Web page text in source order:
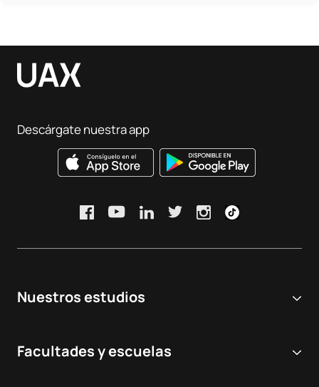
Nuestros estudios
Grados Universitarios
Facultades y escuelas
Descárgate nuestra app